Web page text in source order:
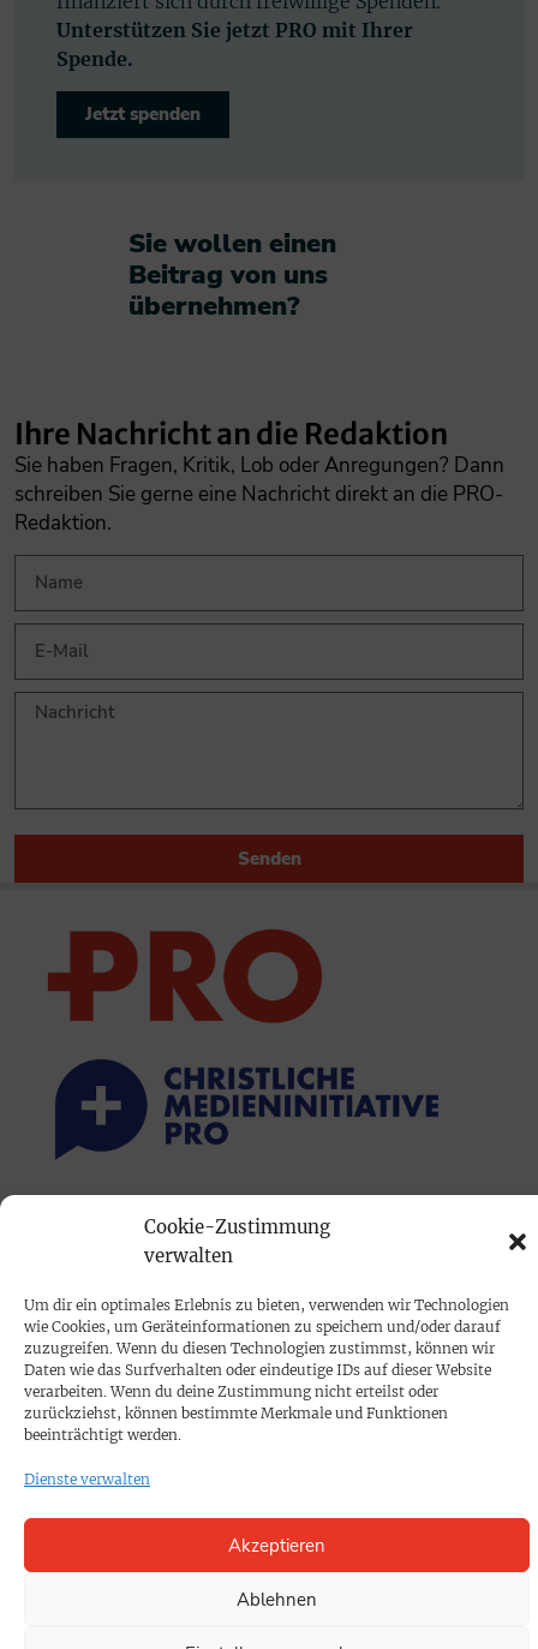
Cookie-Zustimmung
verwalten
Um dir ein optimales Erlebnis zu bieten, verwenden wir Technologien
wie Cookies, um Geräteinformationen zu speichern und/oder darauf
zuzugreifen. Wenn du diesen Technologien zustimmst, können wir
Daten wie das Surfverhalten oder eindeutige IDs auf dieser Website
verarbeiten. Wenn du deine Zustimmung nicht erteilst oder
zurückziehst, können bestimmte Merkmale und Funktionen
beeinträchtigt werden.
Dienste verwalten
Akzeptieren
Ablehnen
Unterstützen Sie jetzt PRO mit Ihrer
Spende.
Jetzt spenden
Sie wollen einen
Beitrag von uns
übernehmen?​
Ihre Nachricht an die Redaktion
Sie haben Fragen, Kritik, Lob oder Anregungen? Dann
schreiben Sie gerne eine Nachricht direkt an die PRO-
Redaktion.
Senden
PRINTAUSGABE
Mediadaten
PROKOMPAKT
Impressum
SPENDEN
Datenschutz
Cookie-Richtlinie